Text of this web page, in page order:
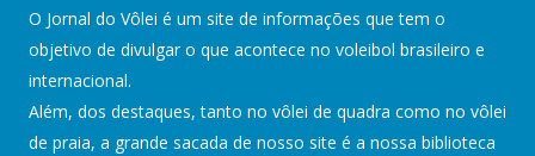
O Jornal do Vôlei é um site de informações que tem o
objetivo de divulgar o que acontece no voleibol brasileiro e
internacional.
Além, dos destaques, tanto no vôlei de quadra como no vôlei
de praia, a grande sacada de nosso site é a nossa biblioteca